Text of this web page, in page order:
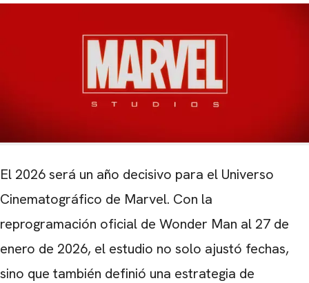
El 2026 será un año decisivo para el Universo
Cinematográfico de Marvel. Con la
reprogramación oficial de Wonder Man al 27 de
enero de 2026, el estudio no solo ajustó fechas,
sino que también definió una estrategia de